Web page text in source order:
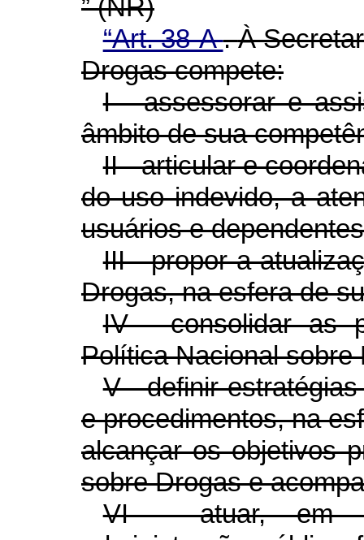
”(NR)
“Art. 38-A.À
Drogas compete:
I - assessorar e
âmbito de sua
II - articular e
do uso indevido, a
usuários e
III - propor a
Drogas, na esfera de
IV - consolidar as
Política Nacional sobre
V - definir
e procedimentos, na
alcançar os objetivos
sobre Drogas e
VI - atuar, em